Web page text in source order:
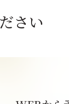
さい